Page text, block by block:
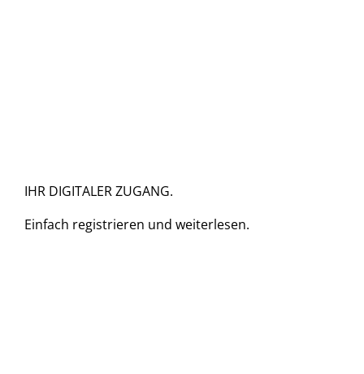
IHR DIGITALER ZUGANG.
Einfach registrieren und weiterlesen.